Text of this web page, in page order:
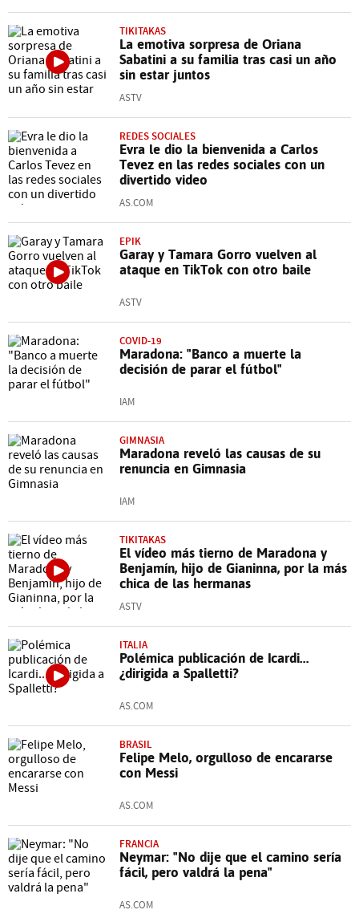
TIKITAKAS
La emotiva sorpresa de Oriana
Sabatini a su familia tras casi un año
sin estar juntos
ASTV
REDES SOCIALES
Evra le dio la bienvenida a Carlos
Tevez en las redes sociales con un
divertido video
AS.COM
EPIK
Garay y Tamara Gorro vuelven al
ataque en TikTok con otro baile
ASTV
COVID-19
Maradona: "Banco a muerte la
decisión de parar el fútbol"
IAM
GIMNASIA
Maradona reveló las causas de su
renuncia en Gimnasia
IAM
TIKITAKAS
El vídeo más tierno de Maradona y
Benjamín, hijo de Gianinna, por la más
chica de las hermanas
ASTV
ITALIA
Polémica publicación de Icardi...
¿dirigida a Spalletti?
AS.COM
BRASIL
Felipe Melo, orgulloso de encararse
con Messi
AS.COM
FRANCIA
Neymar: "No dije que el camino sería
fácil, pero valdrá la pena"
AS.COM